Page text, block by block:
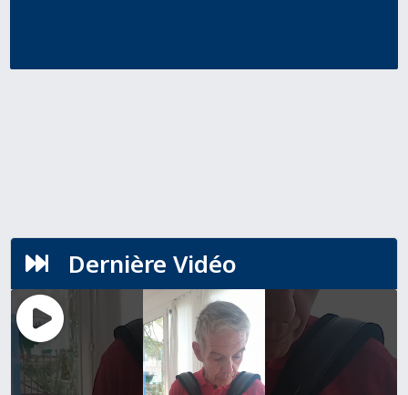
 Dernière Vidéo